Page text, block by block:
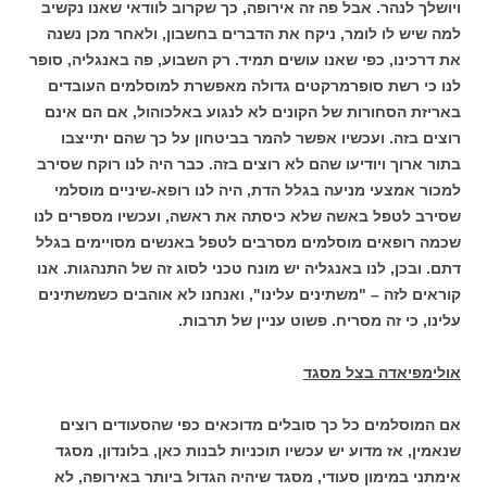
ויושלך לנהר. אבל פה זה אירופה, כך שקרוב לוודאי שאנו נקשיב
למה שיש לו לומר, ניקח את הדברים בחשבון, ולאחר מכן נשנה
את דרכינו, כפי שאנו עושים תמיד. רק השבוע, פה באנגליה, סופר
לנו כי רשת סופרמרקטים גדולה מאפשרת למוסלמים העובדים
באריזת הסחורות של הקונים לא לנגוע באלכוהול, אם הם אינם
רוצים בזה. ועכשיו אפשר להמר בביטחון על כך שהם יתייצבו
בתור ארוך ויודיעו שהם לא רוצים בזה. כבר היה לנו רוקח שסירב
למכור אמצעי מניעה בגלל הדת, היה לנו רופא-שיניים מוסלמי
שסירב לטפל באשה שלא כיסתה את ראשה, ועכשיו מספרים לנו
שכמה רופאים מוסלמים מסרבים לטפל באנשים מסויימים בגלל
דתם. ובכן, לנו באנגליה יש מונח טכני לסוג זה של התנהגות. אנו
קוראים לזה – "משתינים עלינו", ואנחנו לא אוהבים כשמשתינים
עלינו, כי זה מסריח. פשוט עניין של תרבות.
אולימפיאדה בצל מסגד
אם המוסלמים כל כך סובלים מדוכאים כפי שהסעודים רוצים
שנאמין, אז מדוע יש עכשיו תוכניות לבנות כאן, בלונדון, מסגד
אימתני במימון סעודי, מסגד שיהיה הגדול ביותר באירופה, לא